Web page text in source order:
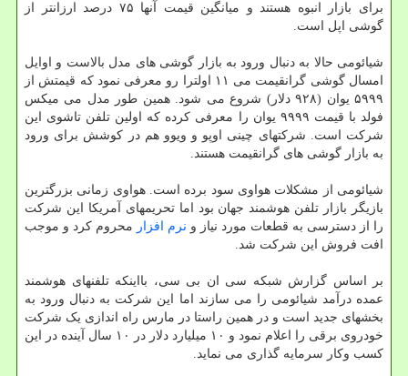
برای بازار انبوه هستند و میانگین قیمت آنها ۷۵ درصد ارزانتر از
گوشی اپل است.
شیائومی حالا به دنبال ورود به بازار گوشی های مدل بالاست و اوایل
امسال گوشی گرانقیمت می ۱۱ اولترا رو معرفی نمود که قیمتش از
۵۹۹۹ یوان (۹۲۸ دلار) شروع می شود. همین طور مدل می میکس
فولد با قیمت ۹۹۹۹ یوان را معرفی کرده که اولین تلفن تاشوی این
شرکت است. شرکتهای چینی اوپو و ویوو هم در کوشش برای ورود
به بازار گوشی های گرانقیمت هستند.
شیائومی از مشکلات هواوی سود برده است. هواوی زمانی بزرگترین
بازیگر بازار تلفن هوشمند جهان بود اما تحریمهای آمریکا این شرکت
را از دسترسی به قطعات مورد نیاز و نرم افزار محروم کرد و موجب
افت فروش این شرکت شد.
بر اساس گزارش شبکه سی ان بی سی، بااینکه تلفنهای هوشمند
عمده درآمد شیائومی را می سازند اما این شرکت به دنبال ورود به
بخشهای جدید است و در همین راستا در مارس راه اندازی یک شرکت
خودروی برقی را اعلام نمود و ۱۰ میلیارد دلار در ۱۰ سال آینده در این
کسب وکار سرمایه گذاری می نماید.